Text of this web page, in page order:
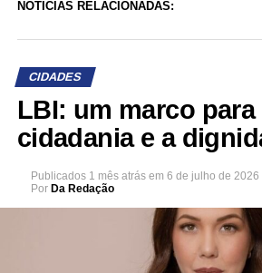
NOTÍCIAS RELACIONADAS:
CIDADES
LBI: um marco para
cidadania e a
Publicados 1 mês atrás em 6 de julho de 2026
Por Da Redação